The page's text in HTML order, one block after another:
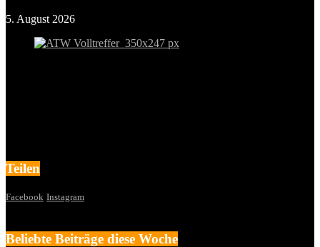
5. August 2026
Teilen
Facebook Instagram
Beliebte Beiträge diese Woche